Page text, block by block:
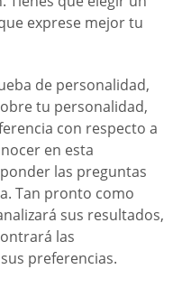
exprese mejor tu
de personalidad,
tu personalidad,
con respecto a
en esta
las preguntas
Tan pronto como
sus resultados,
las
preferencias.